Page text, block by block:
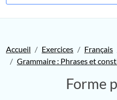
Accueil Exercices Français
Grammaire : Phrases et
Forme